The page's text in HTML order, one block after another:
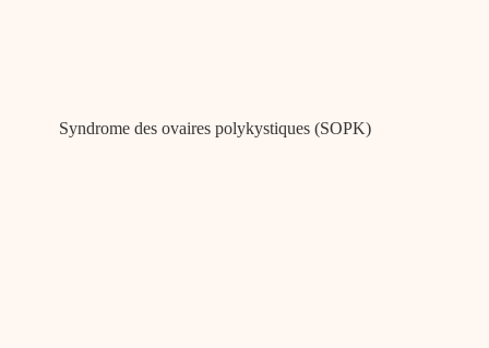
Syndrome des ovaires polykystiques (SOPK)